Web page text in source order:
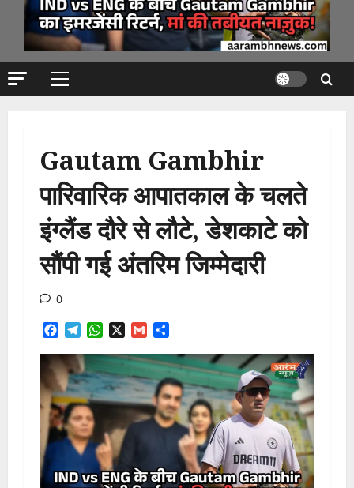
Primary
Gautam Gambhir
पारिवारिक आपातकाल के चलते
इंग्लैंड दौरे से लौटे, डेशकाटे को
सौंपी गई अंतरिम जिम्मेदारी
0
Facebook
TelegramWhatsAppGmail